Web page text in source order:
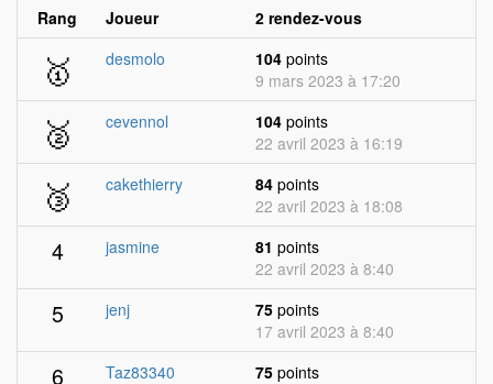
Rang Joueur 2 rendez-vous
🥇 desmolo 104 points
9 mars 2023 à 17:20
🥈 cevennol 104 points
22 avril 2023 à 16:19
🥉 cakethierry 84 points
22 avril 2023 à 18:08
4 jasmine 81 points
22 avril 2023 à 8:40
5 jenj 75 points
17 avril 2023 à 8:40
6 Taz83340 75 points